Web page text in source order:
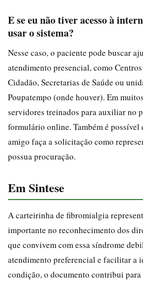
E se eu não tiver acesso à
usar o sistema?
Nesse caso, o paciente pode buscar
atendimento presencial, como
Cidadão, Secretarias de Saúde ou
Poupatempo (onde houver). Em
servidores treinados para auxiliar no
formulário online. Também é
amigo faça a solicitação como
possua procuração.
Em Sintese
A carteirinha de fibromialgia
importante no reconhecimento dos
que convivem com essa síndrome
atendimento preferencial e facilitar a
condição, o documento contribui